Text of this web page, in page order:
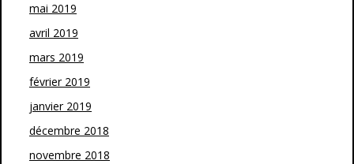
mai 2019
avril 2019
mars 2019
février 2019
janvier 2019
décembre 2018
novembre 2018